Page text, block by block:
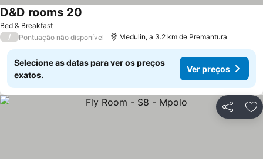
Bed & Breakfast
D&D rooms 20
/ Pontuação não disponível Medulin, a 3.2 km de Premantura
Selecione as datas para ver os preços
exatos.
Ver preços
Partilhar